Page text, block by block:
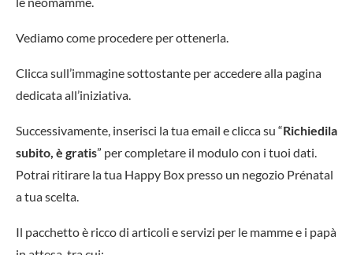
Vediamo come procedere per ottenerla.
Clicca sull’immagine sottostante per accedere alla pagina
dedicata all’iniziativa.
Successivamente, inserisci la tua email e clicca su “Richiedila
subito, è gratis” per completare il modulo con i tuoi dati.
Potrai ritirare la tua Happy Box presso un negozio Prénatal
a tua scelta.
Il pacchetto è ricco di articoli e servizi per le mamme e i papà